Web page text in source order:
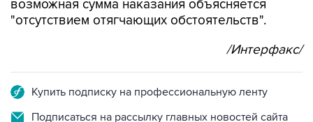
/Интерфакс/
Подписаться на рассылку главных новостей сайта
Получать оперативные новости в официальном